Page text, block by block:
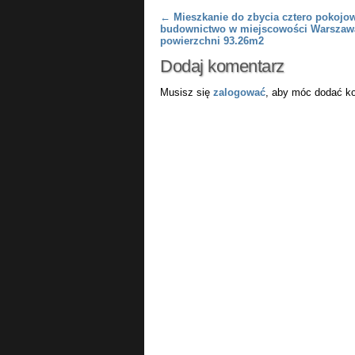
Post navigation
← Mieszkanie do zbycia cztero
budownictwo w miejscowości
powierzchni 93.26m2
Dodaj komentarz
Musisz się zalogować, aby móc dodać